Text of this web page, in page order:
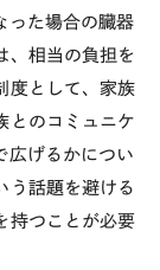
った場合の臓器
、相当の負担を
度として、家族
とのコミュニケ
広げるかについ
う話題を避ける
持つことが必要